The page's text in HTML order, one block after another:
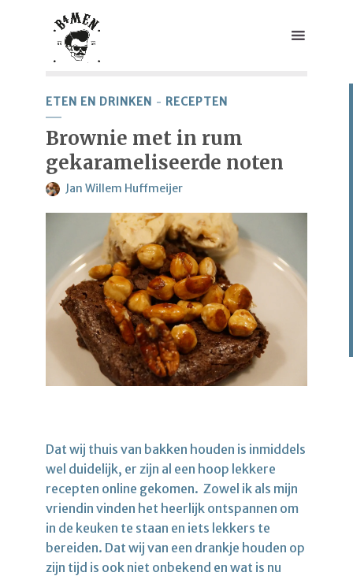
ETEN EN DRINKEN RECEPTEN
Brownie met in rum
gekarameliseerde noten
Jan Willem Huffmeijer
Dat wij thuis van bakken houden is inmiddels
wel duidelijk, er zijn al een hoop lekkere
recepten online gekomen. Zowel ik als mijn
vriendin vinden het heerlijk ontspannen om
in de keuken te staan en iets lekkers te
bereiden. Dat wij van een drankje houden op
zijn tijd is ook niet onbekend en wat is nu